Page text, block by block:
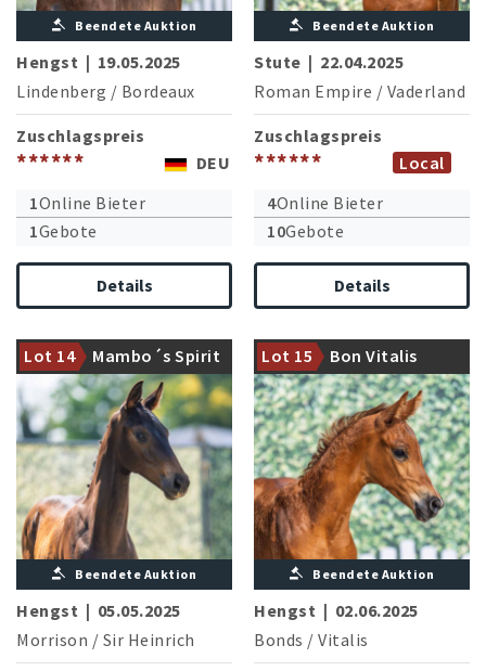
Beendete Auktion
Hengst | 19.05.2025
Lindenberg / Bordeaux
Zuschlagspreis
******
DEU
1Online Bieter
1Gebote
Details
Beendete Auktion
Stute | 22.04.2025
Roman Empire / Vaderland
Zuschlagspreis
******
Local
4Online Bieter
10Gebote
Details
Lot 14
Mambo´s Spirit
PTA
Der junge Landbeschäler
Morrison geppart mit dem
bewährten Sir Heinrich
Beendete Auktion
Hengst | 05.05.2025
Morrison / Sir Heinrich
Lot 15 Bon Vitalis
Mutterstamm des
Olympiapferdes Abegglen FH
NRW (V.Max-Theurer/AT)
Beendete Auktion
Hengst | 02.06.2025
Bonds / Vitalis